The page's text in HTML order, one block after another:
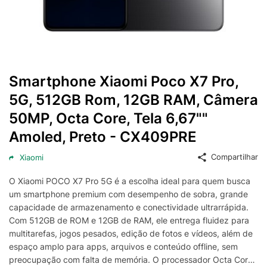
Smartphone Xiaomi Poco X7 Pro,
5G, 512GB Rom, 12GB RAM, Câmera
50MP, Octa Core, Tela 6,67""
Amoled, Preto - CX409PRE
Xiaomi Compartilhar
O Xiaomi POCO X7 Pro 5G é a escolha ideal para quem busca
um smartphone premium com desempenho de sobra, grande
capacidade de armazenamento e conectividade ultrarrápida.
Com 512GB de ROM e 12GB de RAM, ele entrega fluidez para
multitarefas, jogos pesados, edição de fotos e vídeos, além de
espaço amplo para apps, arquivos e conteúdo offline, sem
preocupação com falta de memória. O processador Octa Core